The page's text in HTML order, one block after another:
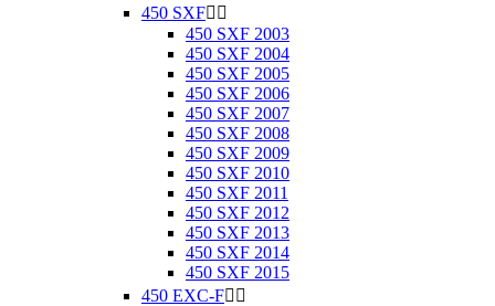
450 SXF 
450 SXF 2003
450 SXF 2004
450 SXF 2005
450 SXF 2006
450 SXF 2007
450 SXF 2008
450 SXF 2009
450 SXF 2010
450 SXF 2011
450 SXF 2012
450 SXF 2013
450 SXF 2014
450 SXF 2015
450 EXC-F 